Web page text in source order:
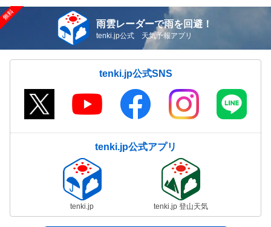
雨雲レーダーで雨を回避！
tenki.jp公式 天気予報アプリ
tenki.jp公式SNS
tenki.jp公式アプリ
tenki.jp tenki.jp 登山天気